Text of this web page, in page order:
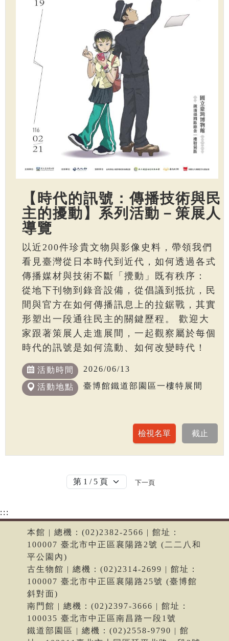
【時代的訊號：傳播技術與民
主的擾動】系列活動－策展人
導覽
以近200件珍貴文物與影像史料，帶領我們
看見臺灣從日本時代到近代，如何透過各式
傳播媒材與技術不斷「攪動」既有秩序：
從地下刊物到錄音設備，從倡議到抵抗，民
間與官方在如何傳播訊息上的拉鋸戰，其實
形塑出一段通往民主的關鍵歷程。 歡迎大
家跟著策展人走進展間，一起觀察屬於每個
時代的訊號是如何流動、如何改變時代！
活動時間 2026/06/13
活動地點 臺博館鐵道部園區一樓特展間
下一頁
:::
本館 | 總機：(02)2382-2566 | 館址：
100007 臺北市中正區襄陽路2號 (二二八和
平公園內)
古生物館 | 總機：(02)2314-2699 | 館址：
100007 臺北市中正區襄陽路25號 (臺博館
斜對面)
南門館 | 總機：(02)2397-3666 | 館址：
100035 臺北市中正區南昌路一段1號
鐵道部園區 | 總機：(02)2558-9790 | 館